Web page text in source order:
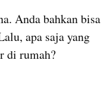
Anda bahkan bisa
apa saja yang
di rumah?